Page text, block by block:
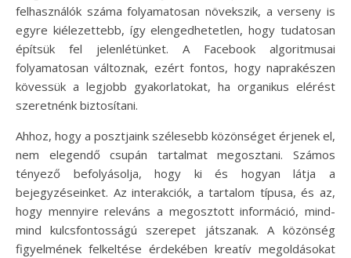
felhasználók száma folyamatosan növekszik, a verseny is
egyre kiélezettebb, így elengedhetetlen, hogy tudatosan
építsük fel jelenlétünket. A Facebook algoritmusai
folyamatosan változnak, ezért fontos, hogy naprakészen
kövessük a legjobb gyakorlatokat, ha organikus elérést
szeretnénk biztosítani.
Ahhoz, hogy a posztjaink szélesebb közönséget érjenek el,
nem elegendő csupán tartalmat megosztani. Számos
tényező befolyásolja, hogy ki és hogyan látja a
bejegyzéseinket. Az interakciók, a tartalom típusa, és az,
hogy mennyire releváns a megosztott információ, mind-
mind kulcsfontosságú szerepet játszanak. A közönség
figyelmének felkeltése érdekében kreatív megoldásokat